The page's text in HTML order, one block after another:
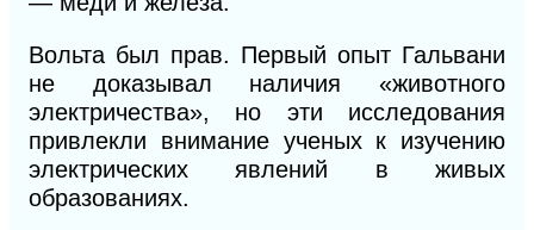
Вольта был прав. Первый опыт Гальвани
не доказывал наличия «животного
электричества», но эти исследования
привлекли внимание ученых к изучению
электрических явлений в живых
образованиях.